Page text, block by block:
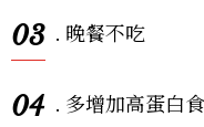
03 . 晚餐不吃
04 . 多增加高蛋白